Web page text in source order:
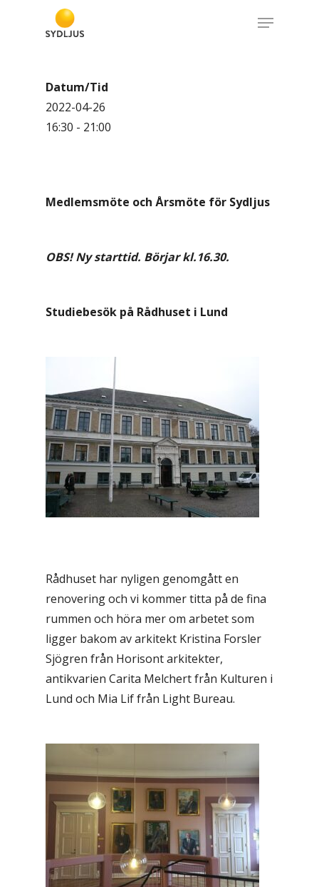
Menu
Datum/Tid
2022-04-26
16:30 - 21:00
Medlemsmöte och Årsmöte för Sydljus
OBS! Ny starttid. Börjar kl.16.30.
Studiebesök på Rådhuset i Lund
Rådhuset har nyligen genomgått en
renovering och vi kommer titta på de fina
rummen och höra mer om arbetet som
ligger bakom av arkitekt Kristina Forsler
Sjögren från Horisont arkitekter,
antikvarien Carita Melchert från Kulturen i
Lund och Mia Lif från Light Bureau.